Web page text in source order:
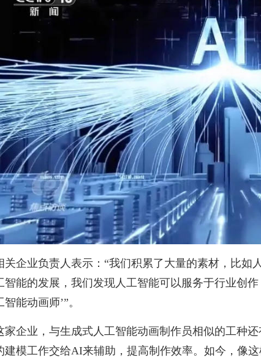
关企业负责人表示：“我们积累了大量的素材，比如
智能的发展，我们发现人工智能可以服务于行业创
智能动画师’”。
家企业，与生成式人工智能动画制作员相似的工种
建模工作交给AI来辅助，提高制作效率。如今，像